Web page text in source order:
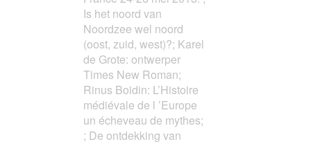
Is het noord van
Noordzee wel noord
(oost, zuid, west)?; Karel
de Grote: ontwerper
Times New Roman;
Rinus Boidin: L’Histoire
médiévale de l ’Europe
un écheveau de mythes;
; De ontdekking van